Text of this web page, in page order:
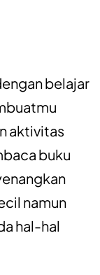
belajar
aktivitas
buku
namun
hal-hal